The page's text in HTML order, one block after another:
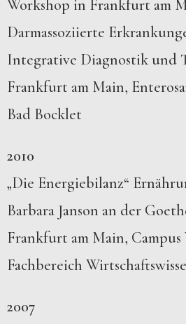
Workshop in Frankfurt am
Darmassoziierte
Integrative Diagnostik und
Frankfurt am Main,
Bad Bocklet
2010
„Die Energiebilanz“
Barbara Janson an der
Frankfurt am Main, Campus
Fachbereich
2007